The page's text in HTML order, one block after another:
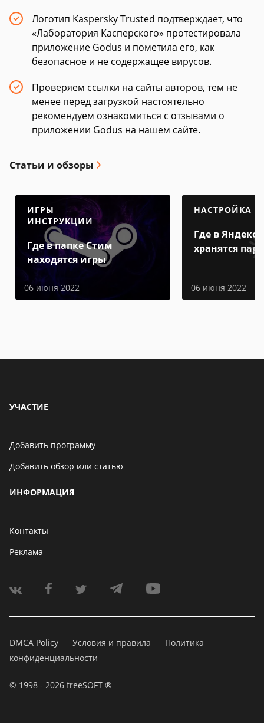
Логотип Kaspersky Trusted подтверждает, что
«Лаборатория Касперского» протестировала
приложение Godus и пометила его, как
безопасное и не содержащее вирусов.
Проверяем ссылки на сайты авторов, тем не
менее перед загрузкой настоятельно
рекомендуем ознакомиться с отзывами о
приложении Godus на нашем сайте.
Статьи и обзоры
ИГРЫ
ИНСТРУКЦИИ
Где в папке Стим
находятся игры
06 июня 2022
НАСТРОЙКА
Где в Яндекс
хранятся
06 июня 2022
УЧАСТИЕ
Добавить программу
Добавить обзор или статью
ИНФОРМАЦИЯ
Контакты
Реклама
DMCA Policy Условия и правила
Политика
конфиденциальности
© 1998 - 2026 freeSOFT ®